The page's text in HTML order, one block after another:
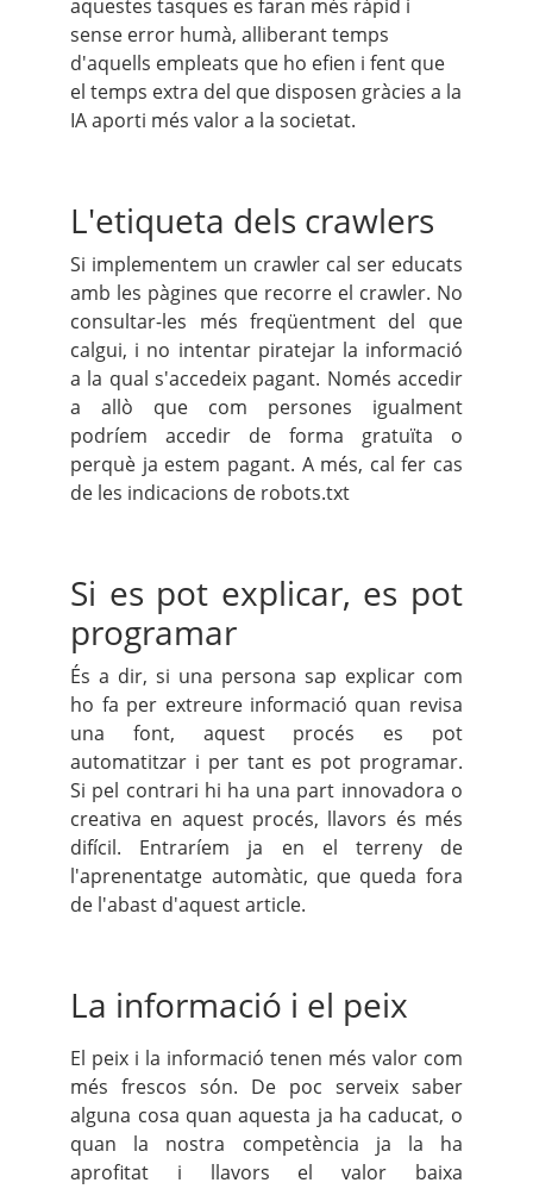
aquestes tasques es faran més ràpid i
sense error humà, alliberant temps
d'aquells empleats que ho efien i fent que
el temps extra del que disposen gràcies a la
IA aporti més valor a la societat.
L'etiqueta dels crawlers
Si implementem un crawler cal ser educats
amb les pàgines que recorre el crawler. No
consultar-les més freqüentment del que
calgui, i no intentar piratejar la informació
a la qual s'accedeix pagant. Només accedir
a allò que com persones igualment
podríem accedir de forma gratuïta o
perquè ja estem pagant. A més, cal fer cas
de les indicacions de robots.txt
Si es pot explicar, es pot
programar
És a dir, si una persona sap explicar com
ho fa per extreure informació quan revisa
una font, aquest procés es pot
automatitzar i per tant es pot programar.
Si pel contrari hi ha una part innovadora o
creativa en aquest procés, llavors és més
difícil. Entraríem ja en el terreny de
l'aprenentatge automàtic, que queda fora
de l'abast d'aquest article.
La informació i el peix
El peix i la informació tenen més valor com
més frescos són. De poc serveix saber
alguna cosa quan aquesta ja ha caducat, o
quan la nostra competència ja la ha
aprofitat i llavors el valor baixa